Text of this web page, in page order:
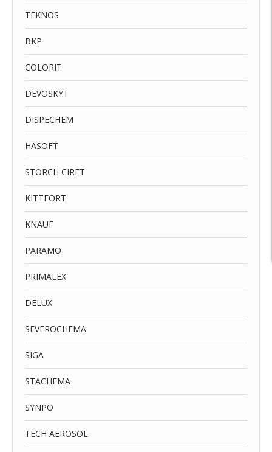
TEKNOS
BKP
COLORIT
DEVOSKYT
DISPECHEM
HASOFT
STORCH CIRET
KITTFORT
KNAUF
PARAMO
PRIMALEX
DELUX
SEVEROCHEMA
SIGA
STACHEMA
SYNPO
TECH AEROSOL